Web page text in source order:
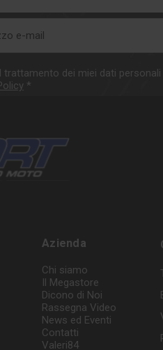
trattamento dei miei dati
*
Azienda
Chi siamo
Il Megastore
Dicono di Noi
Rassegna Video
News ed Eventi
Contatti
Valeri84